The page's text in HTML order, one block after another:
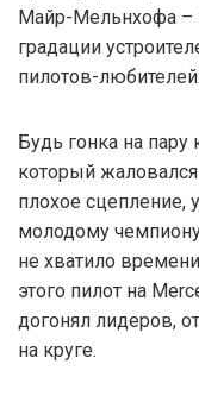
Майр-Мельнхофа –
градации
пилотов-любителей.
Будь гонка на пару
который
плохое сцепление,
молодому
не хватило
этого пилот на
догонял лидеров,
на круге.